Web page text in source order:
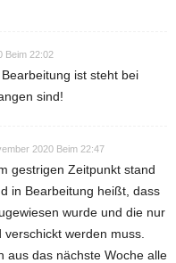
Beim 22:02
ist steht bei
sind!
2020 Beim 22:47
gestrigen Zeitpunkt stand
in Bearbeitung heißt, dass
wurde und die nur
werden muss.
aus das nächste Woche alle